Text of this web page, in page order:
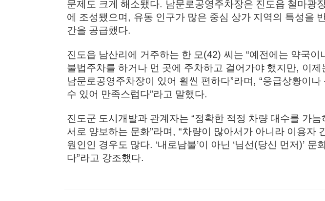
문제도 크게 해소됐다. 남문로공영주차장은 진도읍 철마광
에 조성됐으며 , 유동 인구가 많은 중심 상가 지역의 특성을
간을 공급했다.
진도읍 남산리에 거주하는 한 모(42) 씨는 “예전에는 약국이
불법주차를 하거나 먼 곳에 주차하고 걸어가야 했지만, 이제
남문로공영주차장이 있어 훨씬 편하다”라며 , “응급상황이나
수 있어 만족스럽다”라고 말했다.
진도군 도시개발과 관계자는 “정확한 적정 차량 대수를 가
서로 양보하는 문화”라며 , “차량이 많아서가 아니라 이용자
원인인 경우도 많다. ‘내로남불’이 아닌 ‘님선(당신 먼저)’ 문
다”라고 강조했다.